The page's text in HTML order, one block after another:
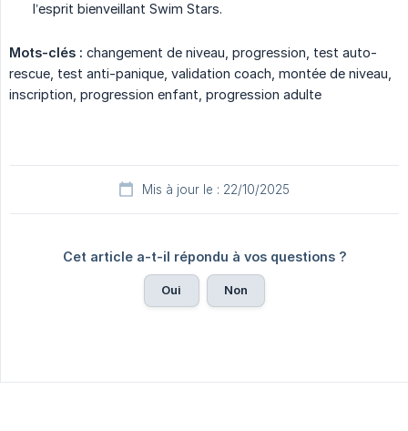
l’esprit bienveillant Swim Stars.
Mots-clés : changement de niveau, progression, test auto-
rescue, test anti-panique, validation coach, montée de niveau,
inscription, progression enfant, progression adulte
Mis à jour le : 22/10/2025
Cet article a-t-il répondu à vos questions ?
Oui Non